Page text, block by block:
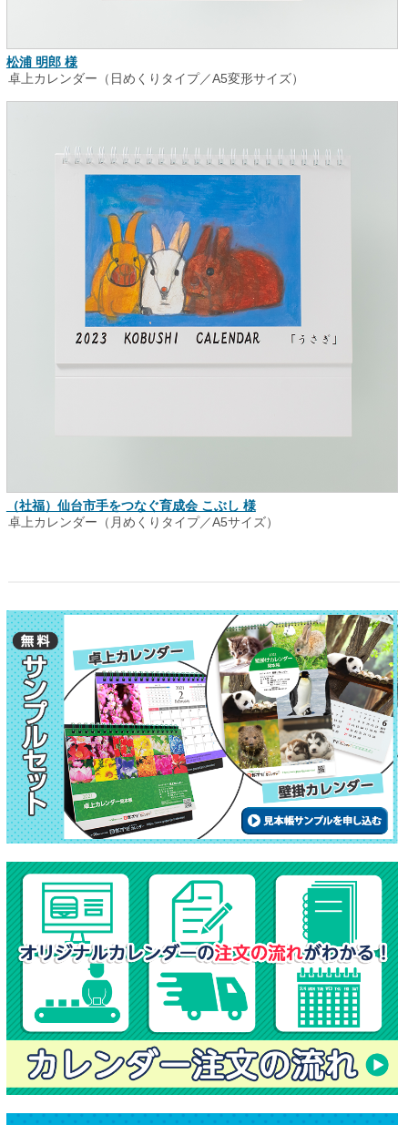
松浦 明郎 様
卓上カレンダー（日めくりタイプ／A5変形サイズ）
（社福）仙台市手をつなぐ育成会 こぶし 様
卓上カレンダー（月めくりタイプ／A5サイズ）